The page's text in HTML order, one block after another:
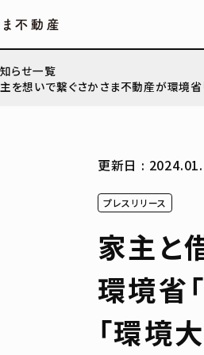
らせ一覧
を想いで繋ぐさかさま不動産が環境
更新日 :
プレスリリース
家主と
環境省
「環境